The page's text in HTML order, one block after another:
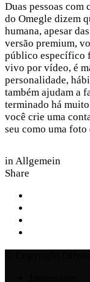
Duas pessoas
do Omegle dizem
humana, apesar
versão premium,
público específico
vivo por vídeo, é
personalidade,
também ajudam a
terminado há
você crie uma
seu como uma
inAllgemein
Share